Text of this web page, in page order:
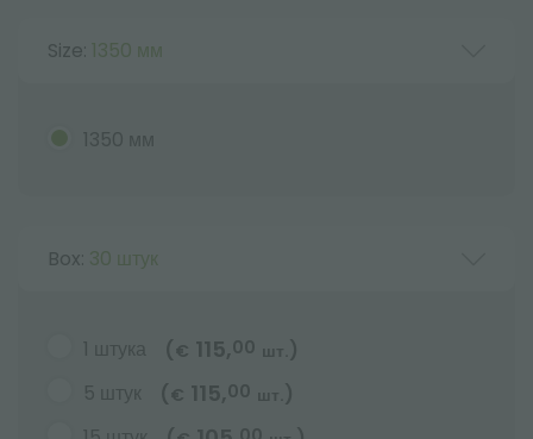
Size: 1350 мм
1350 мм
Box: 30 штук
1 штука ( € 115,00 шт. )
5 штук
( € 115,00 шт. )